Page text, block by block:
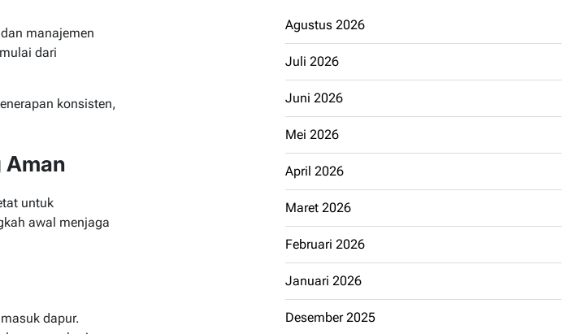
manajemen
dari
konsisten,
Aman
untuk
awal menjaga
dapur.
Agustus 2026
Juli 2026
Juni 2026
Mei 2026
April 2026
Maret 2026
Februari 2026
Januari 2026
Desember 2025